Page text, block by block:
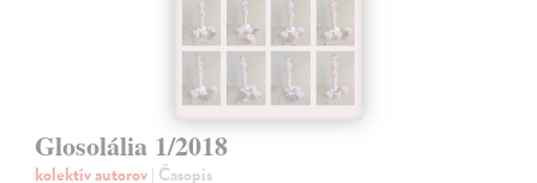
Glosolália 1/2018
kolektív autorov| Časopis